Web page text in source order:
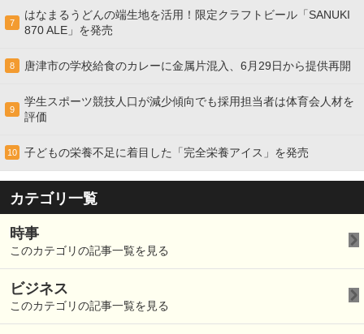
7
はなまるうどんの端生地を活用！限定クラフトビール「SANUKI
870 ALE」を発売
8 唐津市の学校給食のカレーに金属片混入、6月29日から提供再開
9
学生スポーツ競技人口が減少傾向でも採用担当者は体育会人材を
評価
10 子どもの栄養不足に着目した「完全栄養アイス」を発売
カテゴリ一覧
時事
このカテゴリの記事一覧を見る
ビジネス
このカテゴリの記事一覧を見る